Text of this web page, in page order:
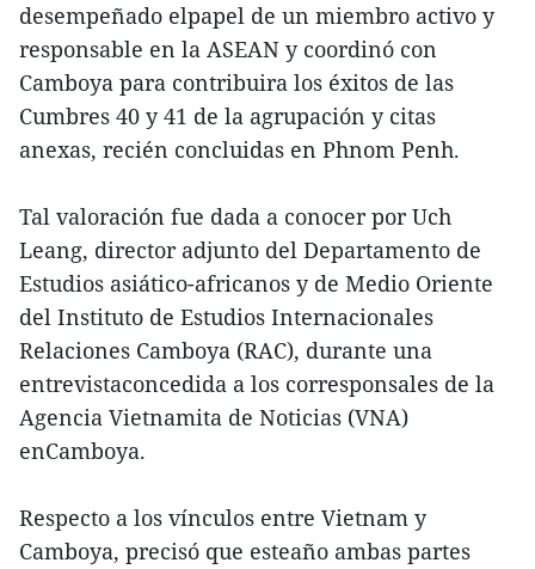
desempeñado elpapel de un miembro activo y
responsable en la ASEAN y coordinó con
Camboya para contribuira los éxitos de las
Cumbres 40 y 41 de la agrupación y citas
anexas, recién concluidas en Phnom Penh.
Tal valoración fue dada a conocer por Uch
Leang, director adjunto del Departamento de
Estudios asiático-africanos y de Medio Oriente
del Instituto de Estudios Internacionales
Relaciones Camboya (RAC), durante una
entrevistaconcedida a los corresponsales de la
Agencia Vietnamita de Noticias (VNA)
enCamboya.
Respecto a los vínculos entre Vietnam y
Camboya, precisó que esteaño ambas partes